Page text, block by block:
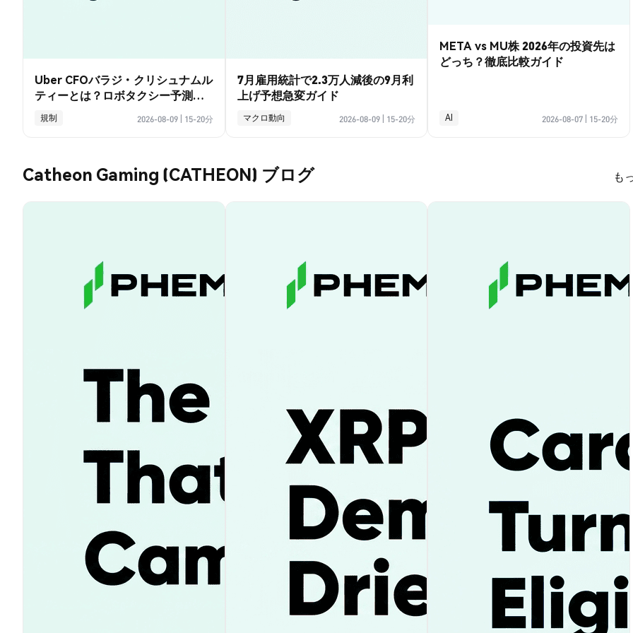
Uber CFOバラジ・クリシュナムル
ティーとは？ロボタクシー予測と
賭けの全ガイド
規制 2026-08-09 15-20分
7月雇用統計で2.3万人減後の9月利
上げ予想急変ガイド
マクロ動向 2026-08-09 15-20分
META vs MU株 2026年の投資先は
どっち？徹底比較ガイド
AI 2026-08-07 15-20分
Catheon Gaming (CATHEON) ブログ も